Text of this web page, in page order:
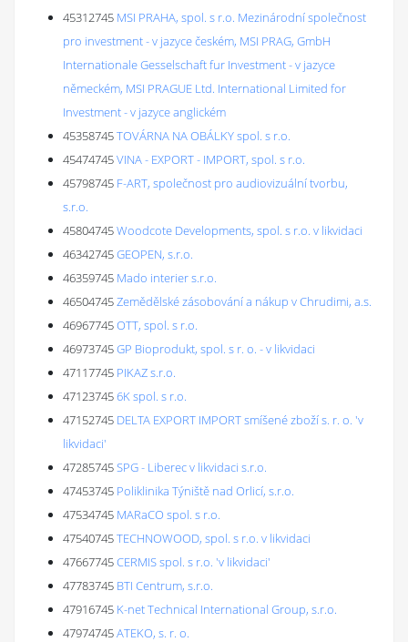
45312745 MSI PRAHA, spol. s r.o. Mezinárodní společnost
pro investment - v jazyce českém, MSI PRAG, GmbH
Internationale Gesselschaft fur Investment - v jazyce
německém, MSI PRAGUE Ltd. International Limited for
Investment - v jazyce anglickém
45358745TOVÁRNA NA OBÁLKY spol. s r.o.
45474745VINA - EXPORT - IMPORT, spol. s r.o.
45798745 F-ART, společnost pro audiovizuální tvorbu,
s.r.o.
45804745Woodcote Developments, spol. s r.o. v likvidaci
46342745GEOPEN, s.r.o.
46359745 Mado interier s.r.o.
46504745Zemědělské zásobování a nákup v Chrudimi, a.s.
46967745OTT, spol. s r.o.
46973745GP Bioprodukt, spol. s r. o. - v likvidaci
47117745 PIKAZ s.r.o.
471237456K spol. s r.o.
47152745 DELTA EXPORT IMPORT smíšené zboží s. r. o. 'v
likvidaci'
47285745SPG - Liberec v likvidaci s.r.o.
47453745 Poliklinika Týniště nad Orlicí, s.r.o.
47534745 MARaCO spol. s r.o.
47540745TECHNOWOOD, spol. s r.o. v likvidaci
47667745CERMIS spol. s r.o. 'v likvidaci'
47783745 BTI Centrum, s.r.o.
47916745 K-net Technical International Group, s.r.o.
47974745ATEKO, s. r. o.